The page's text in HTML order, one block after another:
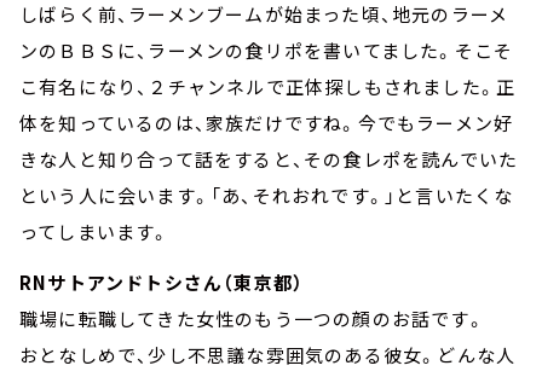
しばらく前、ラーメンブームが始まった頃、地元のラーメ
ンのＢＢＳに、ラーメンの食リポを書いてました。そこそ
こ有名になり、２チャンネルで正体探しもされました。正
体を知っているのは、家族だけですね。今でもラーメン好
きな人と知り合って話をすると、その食レポを読んでいた
という人に会います。「あ、それおれです。」と言いたくな
ってしまいます。
RNサトアンドトシさん（東京都）
職場に転職してきた女性のもう一つの顔のお話です。
おとなしめで、少し不思議な雰囲気のある彼女。どんな人